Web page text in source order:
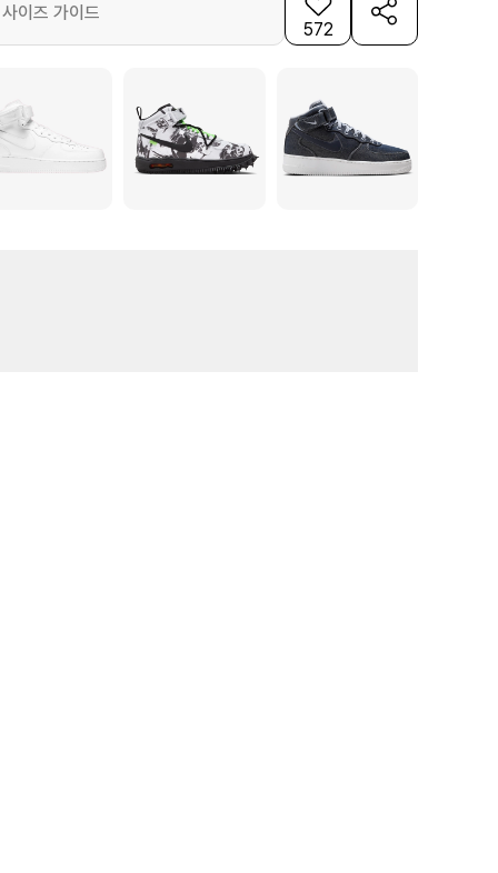
사이즈 가이드
572